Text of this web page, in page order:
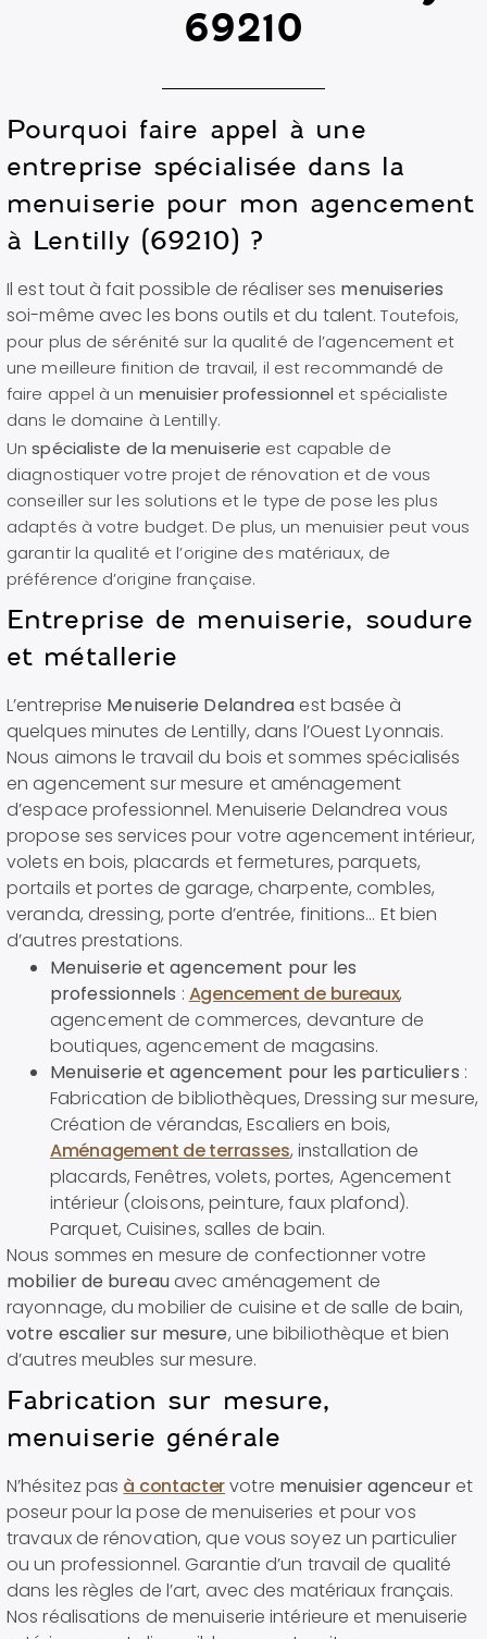
69210
Pourquoi faire appel à une
entreprise spécialisée dans la
menuiserie pour mon agencement
à Lentilly (69210) ?
Il est tout à fait possible de réaliser ses menuiseries
soi-même avec les bons outils et du talent.Toutefois,
pour plus de sérénité sur la qualité de l’agencement et
une meilleure finition de travail, il est recommandé de
faire appel à un menuisier professionnel et spécialiste
dans le domaine à Lentilly.
Unspécialiste de la menuiserie est capable de
diagnostiquer votre projet de rénovation et de vous
conseiller sur les solutions et le type de pose les plus
adaptés à votre budget. De plus, un menuisier peut vous
garantir la qualité et l’origine des matériaux, de
préférence d’origine française.
Entreprise de menuiserie, soudure
et métallerie
L’entreprise Menuiserie Delandreaest basée à
quelques minutes de Lentilly, dans l’Ouest Lyonnais.
Nous aimons le travail du bois et sommes spécialisés
en agencement sur mesure et aménagement
d’espace professionnel. Menuiserie Delandrea vous
propose ses services pour votre agencement intérieur,
volets en bois, placards et fermetures, parquets,
portails et portes de garage, charpente, combles,
veranda, dressing, porte d’entrée, finitions… Et bien
d’autres prestations.
Menuiserie et agencement pour les
professionnels : Agencement de bureaux,
agencement de commerces, devanture de
boutiques, agencement de magasins.
Menuiserie et agencement pour les particuliers :
Fabrication de bibliothèques, Dressing sur mesure,
Création de vérandas, Escaliers en bois,
Aménagement de terrasses, installation de
placards, Fenêtres, volets, portes, Agencement
intérieur (cloisons, peinture, faux plafond).
Parquet, Cuisines, salles de bain.
Nous sommes en mesure de confectionner votre
mobilier de bureauavec aménagement de
rayonnage, du mobilier de cuisine et de salle de bain,
votre escalier sur mesure, une bibiliothèque et bien
d’autres meubles sur mesure.
Fabrication sur mesure,
menuiserie générale
N’hésitez pas à contactervotre menuisier agenceuret
poseur pour la pose de menuiseries et pour vos
travaux de rénovation, que vous soyez un particulier
ou un professionnel. Garantie d’un travail de qualité
dans les règles de l’art, avec des matériaux français.
Nos réalisations de menuiserie intérieure et menuiserie